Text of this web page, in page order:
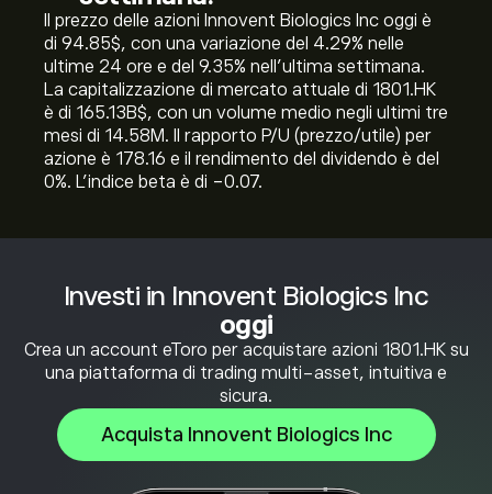
Investi in Innovent Biologics Inc
oggi
Crea un account eToro per acquistare azioni 1801.HK su
una piattaforma di trading multi-asset, intuitiva e
sicura.
Acquista Innovent Biologics Inc
Il prezzo delle azioni Innovent Biologics Inc oggi è
di 94.85‎$‎, con una variazione del ‎4.29‎% nelle
ultime 24 ore e del ‎9.35‎% nell'ultima settimana.
La capitalizzazione di mercato attuale di 1801.HK
è di 165.13B‎$‎, con un volume medio negli ultimi tre
mesi di 14.58M. Il rapporto P/U (prezzo/utile) per
azione è 178.16 e il rendimento del dividendo è del
0%. L'indice beta è di -0.07.